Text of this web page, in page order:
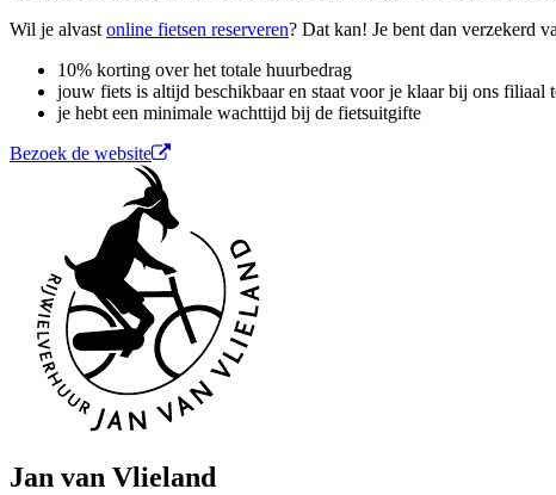
Wil je alvast online fietsen reserveren? Dat kan! Je bent dan verzekerd
10% korting over het totale huurbedrag
jouw fiets is altijd beschikbaar en staat voor je klaar bij ons filiaal
je hebt een minimale wachttijd bij de fietsuitgifte
Bezoek de website
Jan van Vlieland